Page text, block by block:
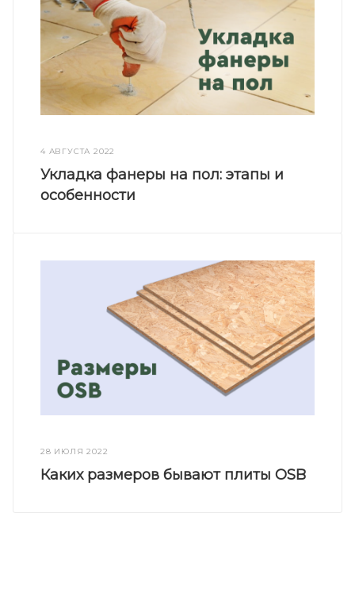
4 АВГУСТА 2022
Укладка фанеры на пол: этапы и
особенности
28 ИЮЛЯ 2022
Каких размеров бывают плиты OSB